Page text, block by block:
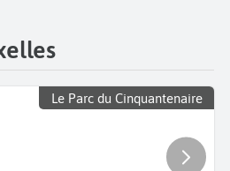
Le Parc du Cinquantenaire